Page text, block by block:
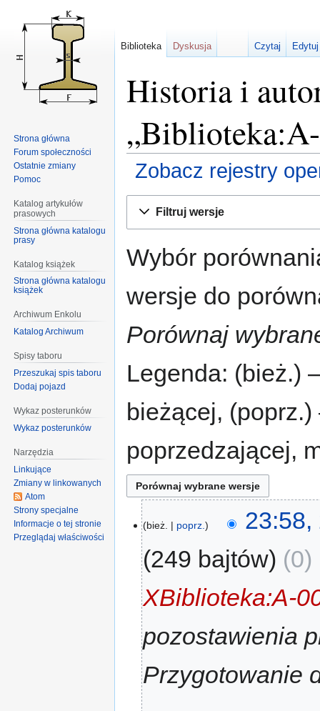
Historia i
Zobacz rejestry
Filtruj wersje
Wybór
wersje do
Porównaj
Legenda: (bież.)
bieżącej,
poprzedzającej,
bież. poprz.
23:58,
249 bajtów
0
XBiblioteka:A-
pozostawienia
Przygotowanie
Biblioteka Dyskusja Czytaj
Strona główna
Forum społeczności
Ostatnie zmiany
Pomoc
Katalog artykułów
prasowych
Strona główna katalogu
prasy
Katalog książek
Strona główna katalogu
książek
Archiwum Enkolu
Katalog Archiwum
Spisy taboru
Przeszukaj spis taboru
Dodaj pojazd
Wykaz posterunków
Wykaz posterunków
Narzędzia
Linkujące
Zmiany w linkowanych
Atom
Strony specjalne
Informacje o tej stronie
Przeglądaj właściwości